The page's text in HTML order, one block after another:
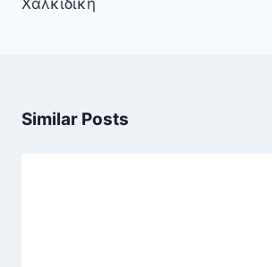
Χαλκιδική
Similar Posts